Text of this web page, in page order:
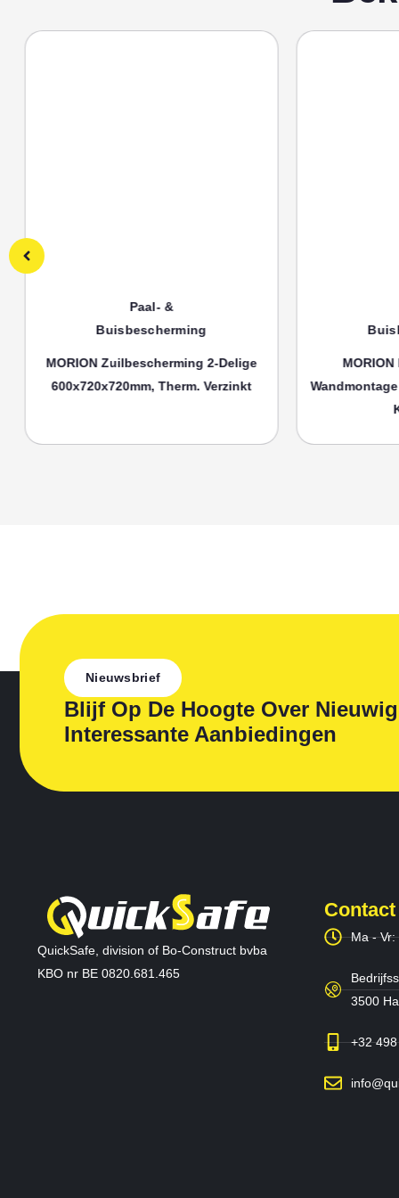
Paal- &
Buisbescherming
MORION Zuilbescherming 2-Delige
600x720x720mm, Therm. Verzinkt
MORION
Wandmontage
Nieuwsbrief
Blijf Op De Hoogte Over
Interessante Aanbiedingen
QuickSafe, division of Bo-Construct bvba
KBO nr BE 0820.681.465
Ma -
3500
+32